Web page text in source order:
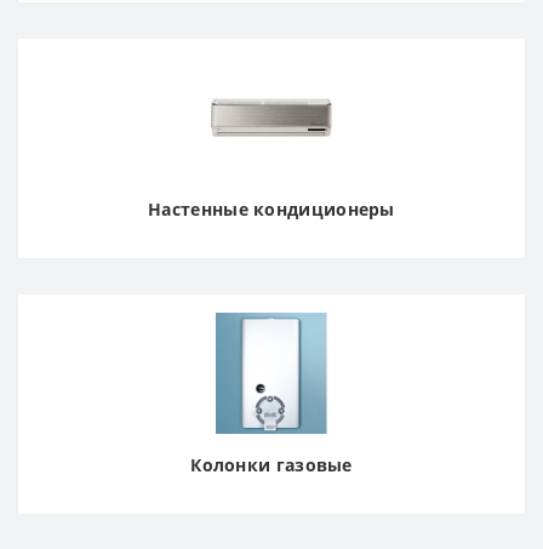
Настенные кондиционеры
Колонки газовые